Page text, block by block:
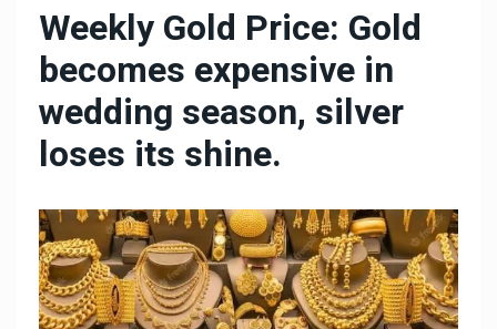
Weekly Gold Price: Gold
becomes expensive in
wedding season, silver
loses its shine.